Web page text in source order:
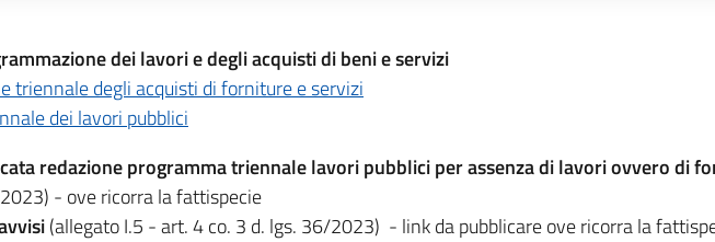
dei lavori e degli acquisti di beni e servizi
triennale degli acquisti di forniture e servizi
dei lavori pubblici
redazione programma triennale lavori pubblici per assenza di lavori ovvero di
- ove ricorra la fattispecie
(allegato I.5 - art. 4 co. 3 d. lgs. 36/2023) - link da pubblicare ove ricorra la